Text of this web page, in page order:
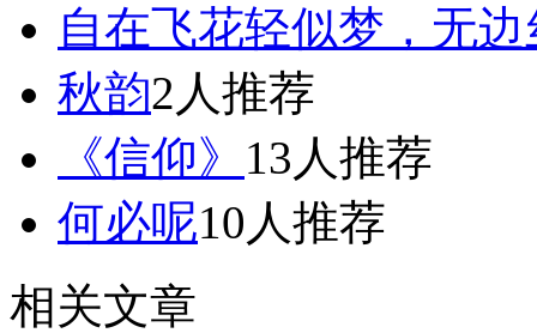
自在飞花轻似梦，无
秋韵2人推荐
《信仰》 13人推荐
何必呢10人推荐
相关文章